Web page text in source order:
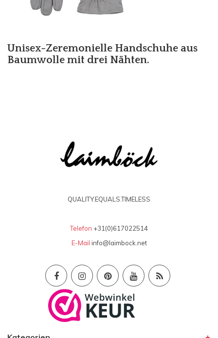
Unisex-Zeremonielle Handschuhe aus
Baumwolle mit drei Nähten.
QUALITY.EQUALS.TIMELESS
Telefon +31(0)617022514
E-Mail info@laimbock.net